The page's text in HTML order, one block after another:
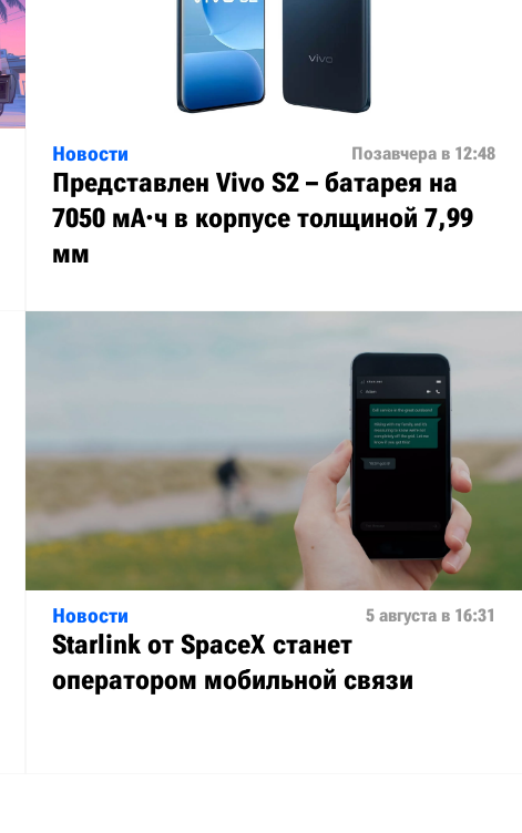
Новости Позавчера в 12:48
Представлен Vivo S2 – батарея на
7050 мА·ч в корпусе толщиной 7,99
мм
Новости 5 августа в 16:31
Starlink от SpaceX станет
оператором мобильной связи